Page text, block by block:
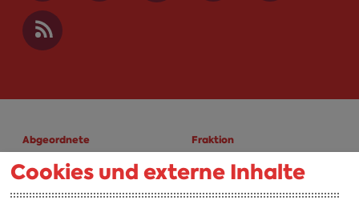
Abgeordnete
A-Z
Fraktion
Fraktion
Cookies und externe Inhalte